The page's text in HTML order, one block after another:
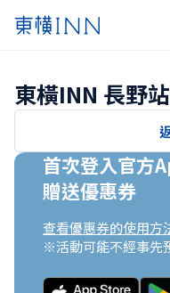
東橫INN 長野
首次登入官方
贈送優惠券
查看優惠券的使用方
※活動可能不經事先